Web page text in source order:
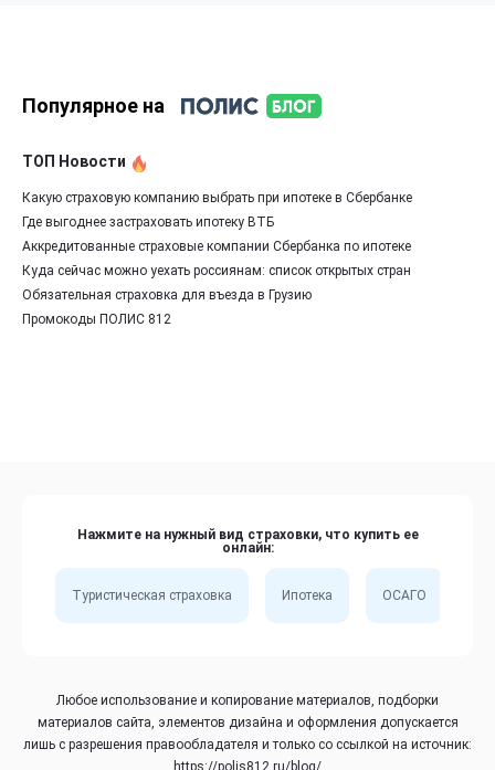
Популярное на
ТОП Новости
Какую страховую компанию выбрать при ипотеке в Сбербанке
Где выгоднее застраховать ипотеку ВТБ
Аккредитованные страховые компании Сбербанка по ипотеке
Куда сейчас можно уехать россиянам: список открытых стран
Обязательная страховка для въезда в Грузию
Промокоды ПОЛИС 812
Нажмите на нужный вид страховки, что купить ее
онлайн:
Туристическая страховка Ипотека ОСАГО
Любое использование и копирование материалов, подборки
материалов сайта, элементов дизайна и оформления допускается
лишь с разрешения правообладателя и только со ссылкой на источник: